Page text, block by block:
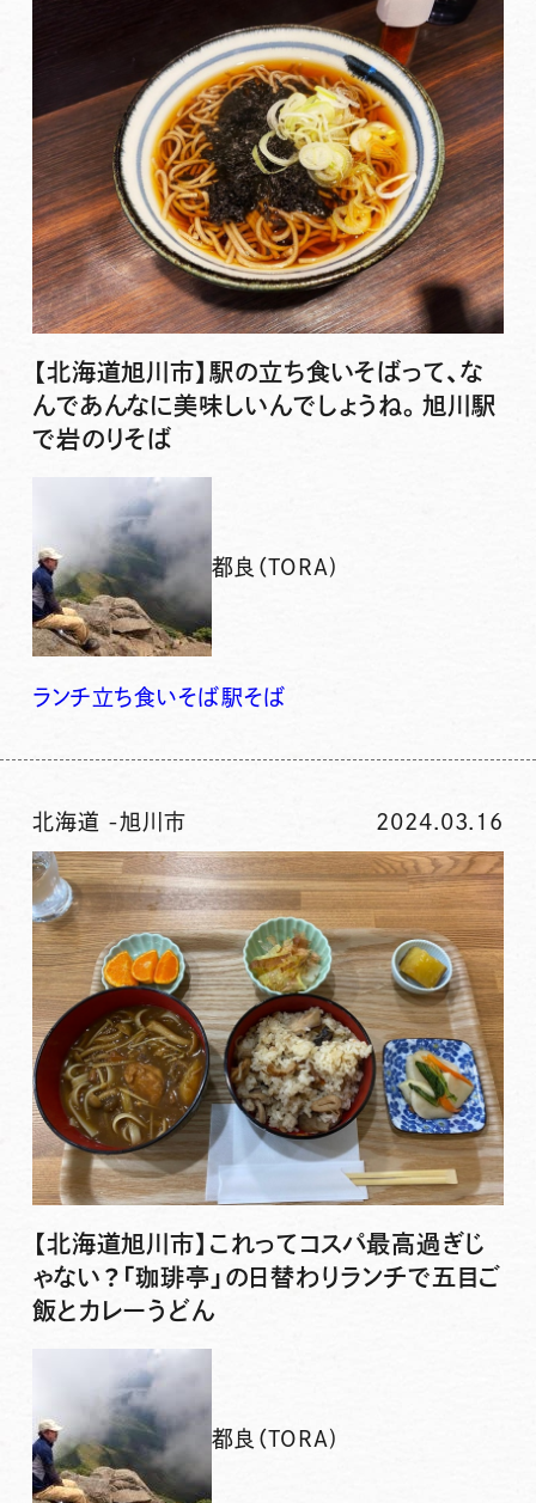
【北海道旭川市】駅の立ち食いそばって、な
んであんなに美味しいんでしょうね。旭川駅
で岩のりそば
都良（TORA)
ランチ立ち食いそば駅そば
北海道 -旭川市 2024.03.16
【北海道旭川市】これってコスパ最高過ぎじ
ゃない？「珈琲亭」の日替わりランチで五目ご
飯とカレーうどん
都良（TORA)